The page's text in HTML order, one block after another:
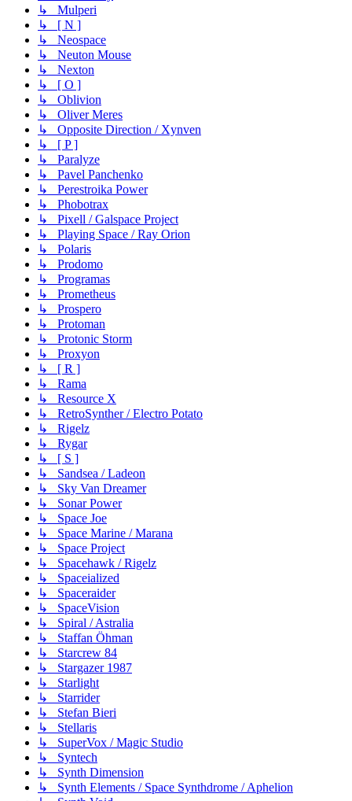
↳ Mulperi
↳ [ N ]
↳ Neospace
↳ Neuton Mouse
↳ Nexton
↳ [ O ]
↳ Oblivion
↳ Oliver Meres
↳ Opposite Direction / Xynven
↳ [ P ]
↳ Paralyze
↳ Pavel Panchenko
↳ Perestroika Power
↳ Phobotrax
↳ Pixell / Galspace Project
↳ Playing Space / Ray Orion
↳ Polaris
↳ Prodomo
↳ Programas
↳ Prometheus
↳ Prospero
↳ Protoman
↳ Protonic Storm
↳ Proxyon
↳ [ R ]
↳ Rama
↳ Resource X
↳ RetroSynther / Electro Potato
↳ Rigelz
↳ Rygar
↳ [ S ]
↳ Sandsea / Ladeon
↳ Sky Van Dreamer
↳ Sonar Power
↳ Space Joe
↳ Space Marine / Marana
↳ Space Project
↳ Spacehawk / Rigelz
↳ Spaceialized
↳ Spaceraider
↳ SpaceVision
↳ Spiral / Astralia
↳ Staffan Öhman
↳ Starcrew 84
↳ Stargazer 1987
↳ Starlight
↳ Starrider
↳ Stefan Bieri
↳ Stellaris
↳ SuperVox / Magic Studio
↳ Syntech
↳ Synth Dimension
↳ Synth Elements / Space Synthdrome / Aphelion